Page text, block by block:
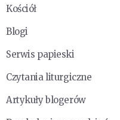
Kościół
Blogi
Serwis papieski
Czytania liturgiczne
Artykuły blogerów